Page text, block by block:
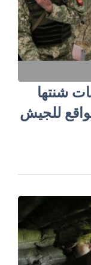
شنتها
للجيش